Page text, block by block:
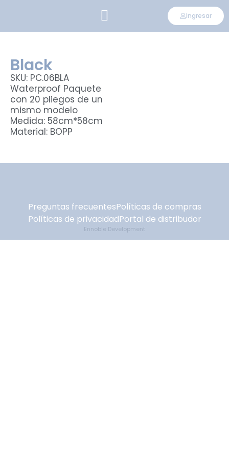
Ingresar
Black
SKU: PC.06BLA
Waterproof Paquete
con 20 pliegos de un
mismo modelo
Medida: 58cm*58cm
Material: BOPP
Preguntas frecuentesPolíticas de compras
Políticas de privacidadPortal de distribudor
Ennoble Development